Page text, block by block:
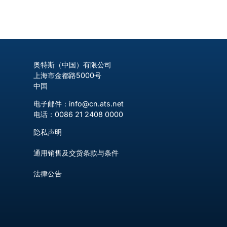
奥特斯（中国）有限公司
上海市金都路5000号
中国
电子邮件：info@cn.ats.net
电话：0086 21 2408 0000
隐私声明
通用销售及交货条款与条件
法律公告